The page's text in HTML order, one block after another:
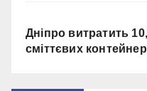
Дніпро витратить
сміттєвих